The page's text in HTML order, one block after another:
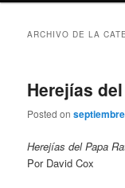
ARCHIVO DE LA
Herejías
Posted on
Herejías del Papa
Por David Cox